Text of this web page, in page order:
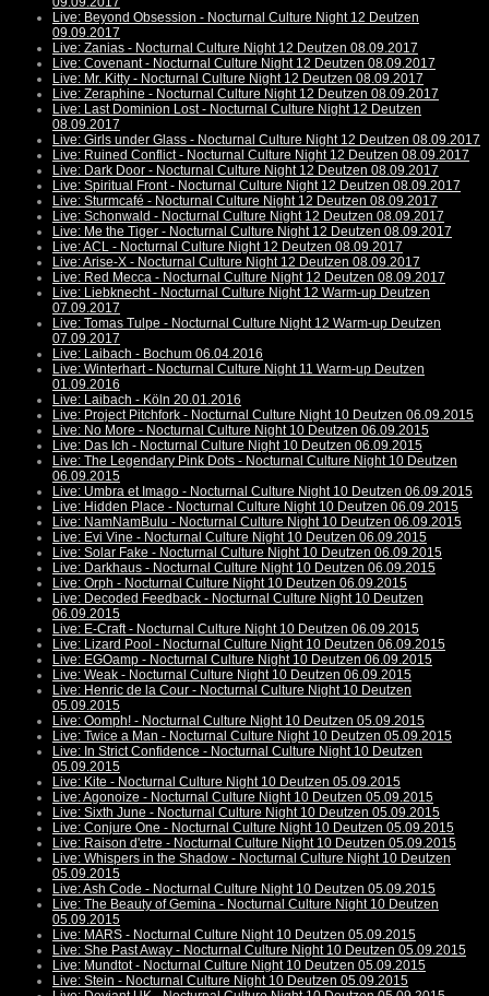
Live: Beyond Obsession - Nocturnal Culture Night 12 Deutzen
09.09.2017
Live: Zanias - Nocturnal Culture Night 12 Deutzen 08.09.2017
Live: Covenant - Nocturnal Culture Night 12 Deutzen 08.09.2017
Live: Mr. Kitty - Nocturnal Culture Night 12 Deutzen 08.09.2017
Live: Zeraphine - Nocturnal Culture Night 12 Deutzen 08.09.2017
Live: Last Dominion Lost - Nocturnal Culture Night 12 Deutzen
08.09.2017
Live: Girls under Glass - Nocturnal Culture Night 12 Deutzen 08.09.2017
Live: Ruined Conflict - Nocturnal Culture Night 12 Deutzen 08.09.2017
Live: Dark Door - Nocturnal Culture Night 12 Deutzen 08.09.2017
Live: Spiritual Front - Nocturnal Culture Night 12 Deutzen 08.09.2017
Live: Sturmcafé - Nocturnal Culture Night 12 Deutzen 08.09.2017
Live: Schonwald - Nocturnal Culture Night 12 Deutzen 08.09.2017
Live: Me the Tiger - Nocturnal Culture Night 12 Deutzen 08.09.2017
Live: ACL - Nocturnal Culture Night 12 Deutzen 08.09.2017
Live: Arise-X - Nocturnal Culture Night 12 Deutzen 08.09.2017
Live: Red Mecca - Nocturnal Culture Night 12 Deutzen 08.09.2017
Live: Liebknecht - Nocturnal Culture Night 12 Warm-up Deutzen
07.09.2017
Live: Tomas Tulpe - Nocturnal Culture Night 12 Warm-up Deutzen
07.09.2017
Live: Laibach - Bochum 06.04.2016
Live: Winterhart - Nocturnal Culture Night 11 Warm-up Deutzen
01.09.2016
Live: Laibach - Köln 20.01.2016
Live: Project Pitchfork - Nocturnal Culture Night 10 Deutzen 06.09.2015
Live: No More - Nocturnal Culture Night 10 Deutzen 06.09.2015
Live: Das Ich - Nocturnal Culture Night 10 Deutzen 06.09.2015
Live: The Legendary Pink Dots - Nocturnal Culture Night 10 Deutzen
06.09.2015
Live: Umbra et Imago - Nocturnal Culture Night 10 Deutzen 06.09.2015
Live: Hidden Place - Nocturnal Culture Night 10 Deutzen 06.09.2015
Live: NamNamBulu - Nocturnal Culture Night 10 Deutzen 06.09.2015
Live: Evi Vine - Nocturnal Culture Night 10 Deutzen 06.09.2015
Live: Solar Fake - Nocturnal Culture Night 10 Deutzen 06.09.2015
Live: Darkhaus - Nocturnal Culture Night 10 Deutzen 06.09.2015
Live: Orph - Nocturnal Culture Night 10 Deutzen 06.09.2015
Live: Decoded Feedback - Nocturnal Culture Night 10 Deutzen
06.09.2015
Live: E-Craft - Nocturnal Culture Night 10 Deutzen 06.09.2015
Live: Lizard Pool - Nocturnal Culture Night 10 Deutzen 06.09.2015
Live: EGOamp - Nocturnal Culture Night 10 Deutzen 06.09.2015
Live: Weak - Nocturnal Culture Night 10 Deutzen 06.09.2015
Live: Henric de la Cour - Nocturnal Culture Night 10 Deutzen
05.09.2015
Live: Oomph! - Nocturnal Culture Night 10 Deutzen 05.09.2015
Live: Twice a Man - Nocturnal Culture Night 10 Deutzen 05.09.2015
Live: In Strict Confidence - Nocturnal Culture Night 10 Deutzen
05.09.2015
Live: Kite - Nocturnal Culture Night 10 Deutzen 05.09.2015
Live: Agonoize - Nocturnal Culture Night 10 Deutzen 05.09.2015
Live: Sixth June - Nocturnal Culture Night 10 Deutzen 05.09.2015
Live: Conjure One - Nocturnal Culture Night 10 Deutzen 05.09.2015
Live: Raison d'etre - Nocturnal Culture Night 10 Deutzen 05.09.2015
Live: Whispers in the Shadow - Nocturnal Culture Night 10 Deutzen
05.09.2015
Live: Ash Code - Nocturnal Culture Night 10 Deutzen 05.09.2015
Live: The Beauty of Gemina - Nocturnal Culture Night 10 Deutzen
05.09.2015
Live: MARS - Nocturnal Culture Night 10 Deutzen 05.09.2015
Live: She Past Away - Nocturnal Culture Night 10 Deutzen 05.09.2015
Live: Mundtot - Nocturnal Culture Night 10 Deutzen 05.09.2015
Live: Stein - Nocturnal Culture Night 10 Deutzen 05.09.2015